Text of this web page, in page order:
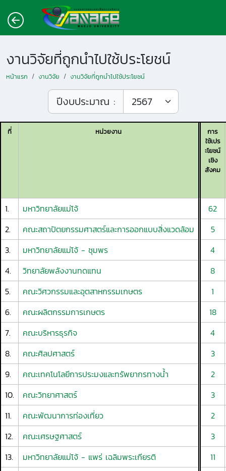
งานวิจัยที่ถูกนำไปใช้ประโยชน์
หน้าแรก งานวิจัย งานวิจัยที่ถูกนำไปใช้ประโยชน์
ปีงบประมาณ :
ที่ หน่วยงาน
การ
ใช้เปร
ะโยชน์
เชิง
สังคม
1. มหาวิทยาลัยแม่โจ้
62
2.
คณะสถาปัตยกรรมศาสตร์และการออกแบบสิ่งแวดล้อม
5
3.
มหาวิทยาลัยแม่โจ้ - ชุมพร
4
4.
วิทยาลัยพลังงานทดแทน
8
5.
คณะวิศวกรรมและอุตสาหกรรมเกษตร
1
6.
คณะผลิตกรรมการเกษตร
18
7.
คณะบริหารธุรกิจ
4
8.
คณะศิลปศาสตร์
3
9.
คณะเทคโนโลยีการประมงและทรัพยากรทางน้ำ
2
10.
คณะวิทยาศาสตร์
3
11.
คณะพัฒนาการท่องเที่ยว
2
12.
คณะเศรษฐศาสตร์
3
13.
มหาวิทยาลัยแม่โจ้ - แพร่ เฉลิมพระเกียรติ
11